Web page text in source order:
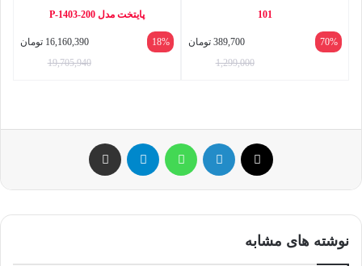
101
70%
389,700 تومان
1,299,000
پایتخت مدل P-1403-200
18%
16,160,390 تومان
19,705,940
ایکس لینکداین تلگرام
نوشته های مشابه